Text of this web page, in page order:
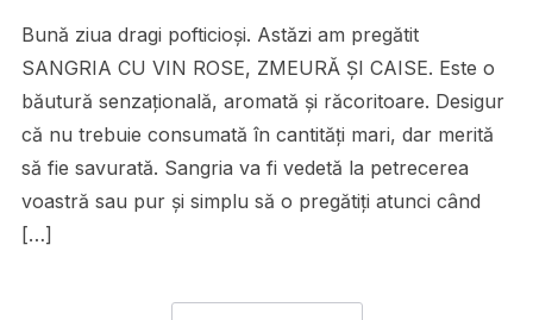
Bună ziua dragi pofticioși. Astăzi am pregătit
SANGRIA CU VIN ROSE, ZMEURĂ ȘI CAISE. Este o
băutură senzațională, aromată și răcoritoare. Desigur
că nu trebuie consumată în cantități mari, dar merită
să fie savurată. Sangria va fi vedetă la petrecerea
voastră sau pur și simplu să o pregătiți atunci când
[…]